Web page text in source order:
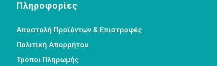
Πληροφορίες
Αποστολή Προϊόντων & Επιστροφές
Πολιτική Απορρήτου
Τρόποι Πληρωμής